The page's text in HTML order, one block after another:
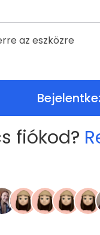
az eszközre
fiókod?